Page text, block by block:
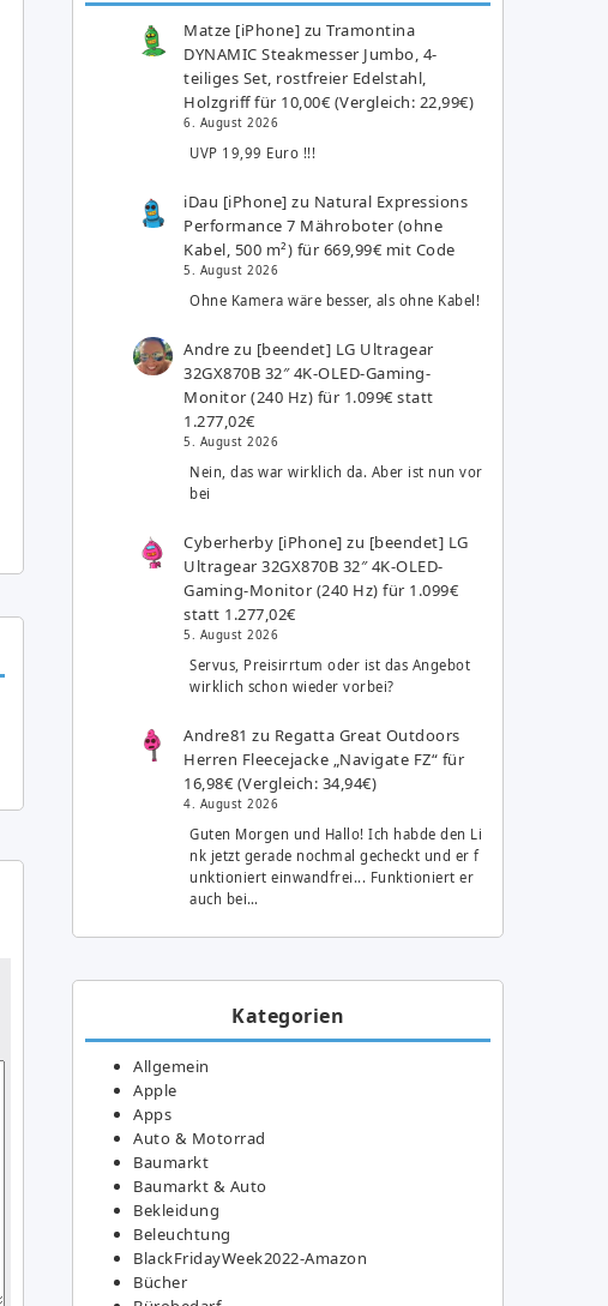
Matze [iPhone] zuTramontina
DYNAMIC Steakmesser Jumbo, 4-
teiliges Set, rostfreier Edelstahl,
Holzgriff für 10,00€ (Vergleich: 22,99€)
6. August 2026
UVP 19,99 Euro !!!
iDau [iPhone] zu Natural Expressions
Performance 7 Mähroboter (ohne
Kabel, 500 m²) für 669,99€ mit Code
5. August 2026
Ohne Kamera wäre besser, als ohne Kabel!
Andre zu [beendet] LG Ultragear
32GX870B 32″ 4K-OLED-Gaming-
Monitor (240 Hz) für 1.099€ statt
1.277,02€
5. August 2026
Nein, das war wirklich da. Aber ist nun vor
bei
Cyberherby [iPhone] zu [beendet] LG
Ultragear 32GX870B 32″ 4K-OLED-
Gaming-Monitor (240 Hz) für 1.099€
statt 1.277,02€
5. August 2026
Servus, Preisirrtum oder ist das Angebot
wirklich schon wieder vorbei?
Andre81 zu Regatta Great Outdoors
Herren Fleecejacke „Navigate FZ“ für
16,98€ (Vergleich: 34,94€)
4. August 2026
Guten Morgen und Hallo! Ich habde den Li
nk jetzt gerade nochmal gecheckt und er f
unktioniert einwandfrei... Funktioniert er
auch bei…
Kategorien
Allgemein
Apple
Apps
Auto & Motorrad
Baumarkt
Baumarkt & Auto
Bekleidung
Beleuchtung
BlackFridayWeek2022-Amazon
Bücher